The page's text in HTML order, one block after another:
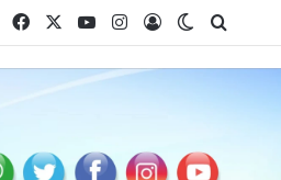
FacebookYouTubeInstagram
Log InSwitch skin